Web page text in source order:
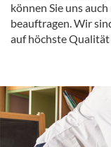
können Sie uns
beauftragen. Wir
auf höchste Qualität